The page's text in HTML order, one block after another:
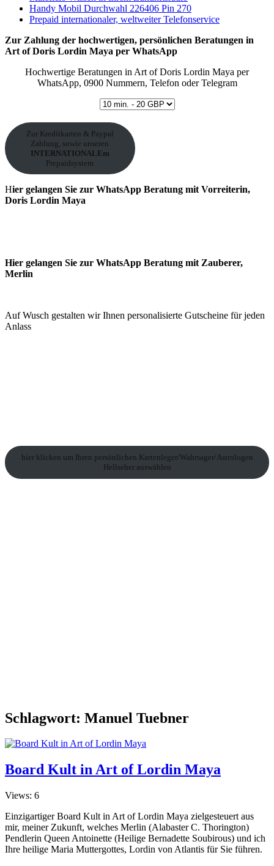
Handy Mobil Durchwahl 226406 Pin 270
Prepaid internationaler, weltweiter Telefonservice
Zur Zahlung der hochwertigen, persönlichen Beratungen in
Art of Doris Lordin Maya per WhatsApp
Hochwertige Beratungen in Art of Doris Lordin Maya per
WhatsApp, 0900 Nummern, Telefon oder Telegram
Zur Kreditkarten & Paypal
Zahlung, sowie unseren
INTERNATIONALEm
Prepaidsystem
Hier gelangen Sie zur WhatsApp Beratung mit Vorreiterin,
Doris Lordin Maya
Hier gelangen Sie zur WhatsApp Beratung mit Zauberer,
Merlin
Auf Wusch gestalten wir Ihnen personalisierte Gutscheine für jeden
Anlass
hier klicken um Ihren persönlichen Kartenleger/Wahrsager/Astrologen
Hellseher auswählen
Schlagwort: Manuel Tuebner
Board Kult in Art of Lordin Maya
Views: 6
Einzigartiger Board Kult in Art of Lordin Maya zielgesteuert aus
mir, meiner Zukunft, welches Merlin (Alabaster C. Thorington)
Pendlerin Queen Antoinette (Heilige Bernadette Soubirous) und ich
Ihre heilige Maria Muttergottes, Lordin von Atlantis für Sie führen.